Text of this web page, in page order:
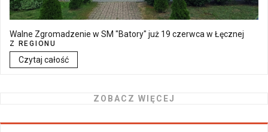
Walne Zgromadzenie w SM "Batory" już 19 czerwca w Łęcznej
Z REGIONU
Czytaj całość
ZOBACZ WIĘCEJ